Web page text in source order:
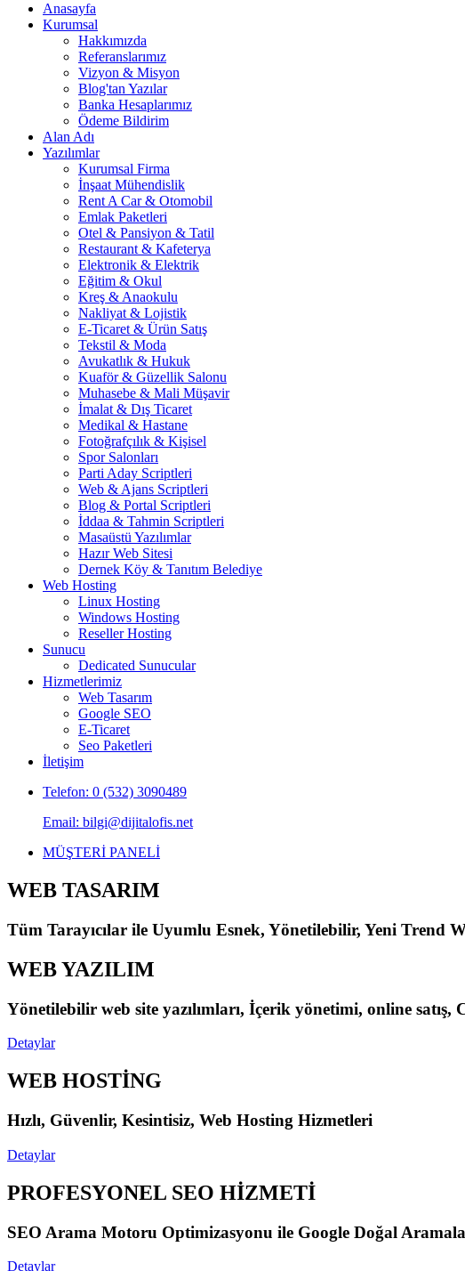
Anasayfa
Kurumsal
Hakkımızda
Referanslarımız
Vizyon & Misyon
Blog'tan Yazılar
Banka Hesaplarımız
Ödeme Bildirim
Alan Adı
Yazılımlar
Kurumsal Firma
İnşaat Mühendislik
Rent A Car & Otomobil
Emlak Paketleri
Otel & Pansiyon & Tatil
Restaurant & Kafeterya
Elektronik & Elektrik
Eğitim & Okul
Kreş & Anaokulu
Nakliyat & Lojistik
E-Ticaret & Ürün Satış
Tekstil & Moda
Avukatlık & Hukuk
Kuaför & Güzellik Salonu
Muhasebe & Mali Müşavir
İmalat & Dış Ticaret
Medikal & Hastane
Fotoğrafçılık & Kişisel
Spor Salonları
Parti Aday Scriptleri
Web & Ajans Scriptleri
Blog & Portal Scriptleri
İddaa & Tahmin Scriptleri
Masaüstü Yazılımlar
Hazır Web Sitesi
Dernek Köy & Tanıtım Belediye
Web Hosting
Linux Hosting
Windows Hosting
Reseller Hosting
Sunucu
Dedicated Sunucular
Hizmetlerimiz
Web Tasarım
Google SEO
E-Ticaret
Seo Paketleri
İletişim
Telefon: 0 (532) 3090489
Email: bilgi@dijitalofis.net
MÜŞTERİ PANELİ
WEB TASARIM
Tüm Tarayıcılar ile Uyumlu Esnek, Yönetilebilir, Yeni Trend
WEB YAZILIM
Yönetilebilir web site yazılımları, İçerik yönetimi, online satış,
Detaylar
WEB HOSTİNG
Hızlı, Güvenlir, Kesintisiz, Web Hosting Hizmetleri
Detaylar
PROFESYONEL SEO HİZMETİ
SEO Arama Motoru Optimizasyonu ile Google Doğal
Detaylar